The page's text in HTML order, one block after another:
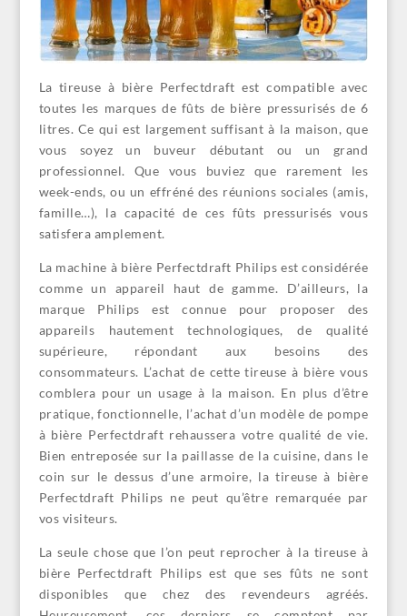
La tireuse à bière Perfectdraft est compatible avec
toutes les marques de fûts de bière pressurisés de 6
litres. Ce qui est largement suffisant à la maison, que
vous soyez un buveur débutant ou un grand
professionnel. Que vous buviez que rarement les
week-ends, ou un effréné des réunions sociales (amis,
famille…), la capacité de ces fûts pressurisés vous
satisfera amplement.
La machine à bière Perfectdraft Philips est considérée
comme un appareil haut de gamme. D’ailleurs, la
marque Philips est connue pour proposer des
appareils hautement technologiques, de qualité
supérieure, répondant aux besoins des
consommateurs. L’achat de cette tireuse à bière vous
comblera pour un usage à la maison. En plus d’être
pratique, fonctionnelle, l’achat d’un modèle de pompe
à bière Perfectdraft rehaussera votre qualité de vie.
Bien entreposée sur la paillasse de la cuisine, dans le
coin sur le dessus d’une armoire, la tireuse à bière
Perfectdraft Philips ne peut qu’être remarquée par
vos visiteurs.
La seule chose que l’on peut reprocher à la tireuse à
bière Perfectdraft Philips est que ses fûts ne sont
disponibles que chez des revendeurs agréés.